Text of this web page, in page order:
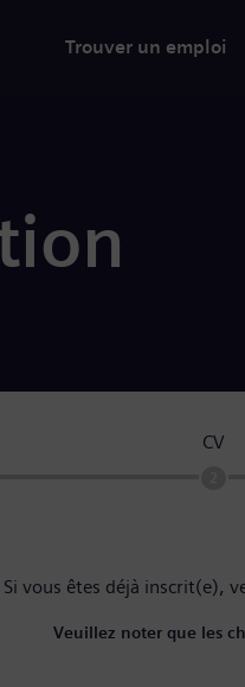
Trouver un emploi
CV
Si vous êtes déjà inscrit(e),
Veuillez noter que les